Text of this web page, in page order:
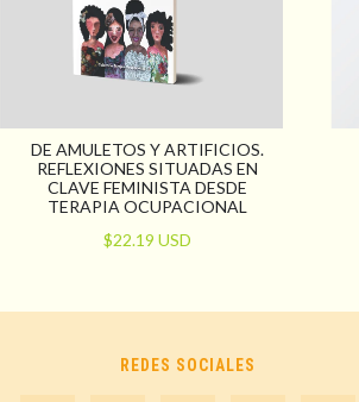
DE AMULETOS Y ARTIFICIOS.
REFLEXIONES SITUADAS EN
CLAVE FEMINISTA DESDE
TERAPIA OCUPACIONAL
$22.19 USD
REDES SOCIALES